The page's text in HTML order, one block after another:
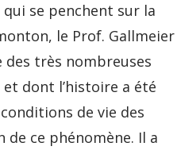
se penchent sur la
le Prof. Gallmeier
des très nombreuses
dont l’histoire a été
de vie des
ce phénomène. Il a